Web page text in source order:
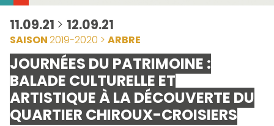
11.09.21 > 12.09.21
SAISON2019-2020 > ARBRE
JOURNÉES DU PATRIMOINE :
BALADE CULTURELLE ET
ARTISTIQUE À LA DÉCOUVERTE DU
QUARTIER CHIROUX-CROISIERS